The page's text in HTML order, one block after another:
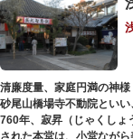
清廉度量、家庭円満の神
砂尾山橋場寺不動院といい
760年、寂昇（じゃくしょ